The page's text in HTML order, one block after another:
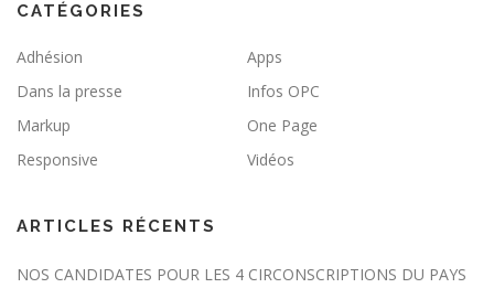
CATÉGORIES
Adhésion
Apps
Dans la presse
Infos OPC
Markup
One Page
Responsive
Vidéos
ARTICLES RÉCENTS
NOS CANDIDATES POUR LES 4 CIRCONSCRIPTIONS DU PAYS